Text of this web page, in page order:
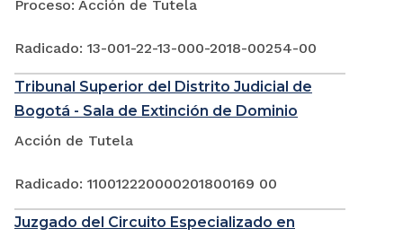
Proceso: Acción de Tutela
Radicado: 13-001-22-13-000-2018-00254-00
Tribunal Superior del Distrito Judicial de
Bogotá - Sala de Extinción de Dominio
Acción de Tutela
Radicado: 110012220000201800169 00
Juzgado del Circuito Especializado en